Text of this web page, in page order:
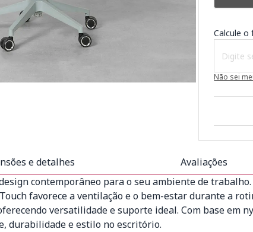
Calcule o
Não sei
e detalhes Avaliações
contemporâneo para o seu ambiente de
favorece a ventilação e o bem-estar durante a
versatilidade e suporte ideal. Com base em
durabilidade e estilo no escritório.